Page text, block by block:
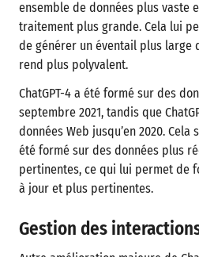
ensemble de données plus vaste
traitement plus grande. Cela lui
de générer un éventail plus large
rend plus polyvalent.
ChatGPT-4 a été formé sur des
septembre 2021, tandis que
données Web jusqu’en 2020. Cela
été formé sur des données plus
pertinentes, ce qui lui permet de
à jour et plus pertinentes.
Gestion des